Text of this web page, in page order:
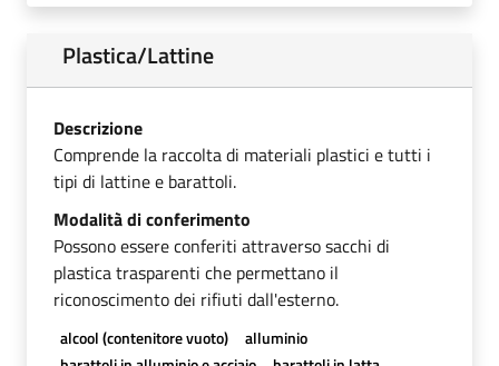
Plastica/Lattine
Descrizione
Comprende la raccolta di materiali plastici e tutti i
tipi di lattine e barattoli.
Modalità di conferimento
Possono essere conferiti attraverso sacchi di
plastica trasparenti che permettano il
riconoscimento dei rifiuti dall'esterno.
alcool (contenitore vuoto)
alluminio